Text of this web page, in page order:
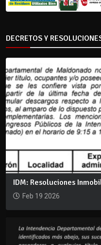
DECRETOS Y
IDM: Resoluciones
Feb 19 2026